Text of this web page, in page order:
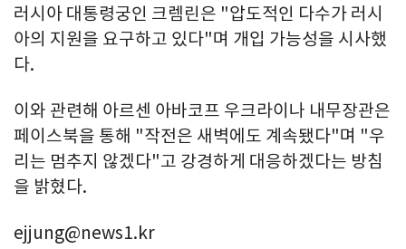
러시아 대통령궁인 크렘린은 "압도적인 다수가 러시
아의 지원을 요구하고 있다"며 개입 가능성을 시사했
다.
이와 관련해 아르센 아바코프 우크라이나 내무장관은
페이스북을 통해 "작전은 새벽에도 계속됐다"며 "우
리는 멈추지 않겠다"고 강경하게 대응하겠다는 방침
을 밝혔다.
ejjung@news1.kr